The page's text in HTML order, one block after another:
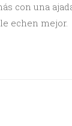
con una
echen mejor.